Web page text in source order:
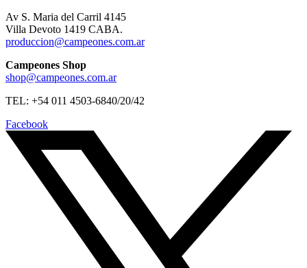
Av S. Maria del Carril 4145
Villa Devoto 1419 CABA.
produccion@campeones.com.ar
Campeones Shop
shop@campeones.com.ar
TEL: +54 011 4503-6840/20/42
Facebook